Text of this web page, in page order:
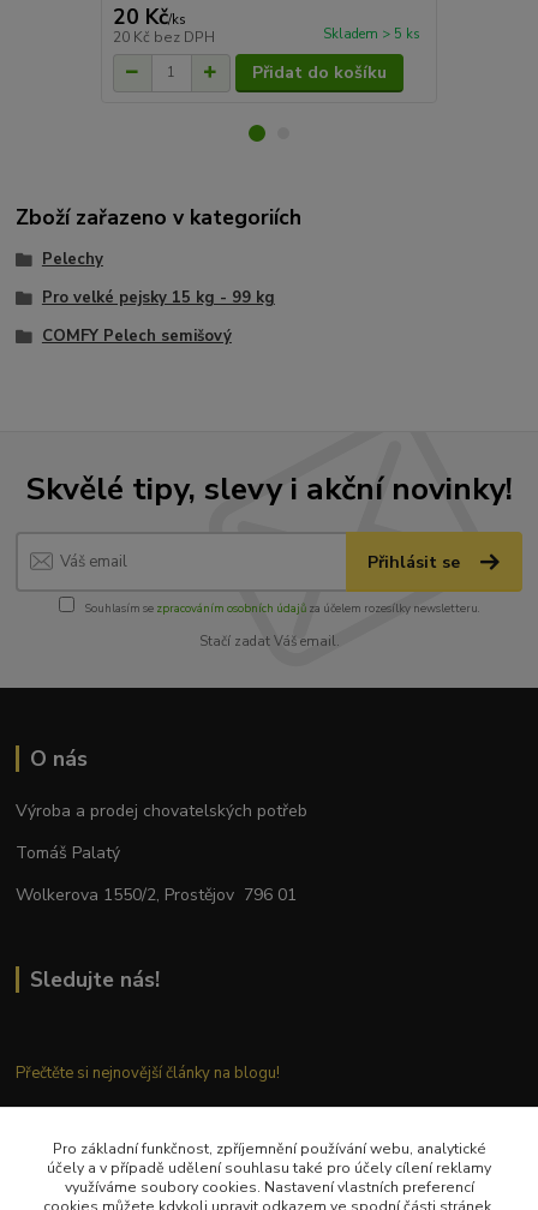
20 Kč/ks
20 Kč bez DPH Skladem > 5 ks
Přidat do košíku
Zboží zařazeno v kategoriích
Pelechy
Pro velké pejsky 15 kg - 99 kg
COMFY Pelech semišový
Skvělé tipy, slevy i akční novinky!
Přihlásit se
Souhlasím se zpracováním osobních údajůza účelem rozesílky newsletteru.
Stačí zadat Váš email.
O nás
Výroba a prodej chovatelských potřeb
Tomáš Palatý
Wolkerova 1550/2, Prostějov 796 01
Sledujte nás!
Přečtěte si nejnovější články na blogu!
Kontaktujte nás
Pro základní funkčnost, zpříjemnění používání webu, analytické
účely a v případě udělení souhlasu také pro účely cílení reklamy
využíváme soubory cookies. Nastavení vlastních preferencí